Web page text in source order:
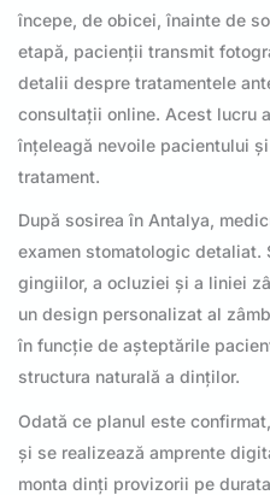
începe, de obicei, înainte de
etapă, pacienții transmit
detalii despre tratamentele
consultații online. Acest lucru
înțeleagă nevoile pacientului
tratament.
După sosirea în Antalya,
examen stomatologic detaliat.
gingiilor, a ocluziei și a liniei
un design personalizat al
în funcție de așteptările
structura naturală a dinților.
Odată ce planul este
și se realizează amprente
monta dinți provizorii pe